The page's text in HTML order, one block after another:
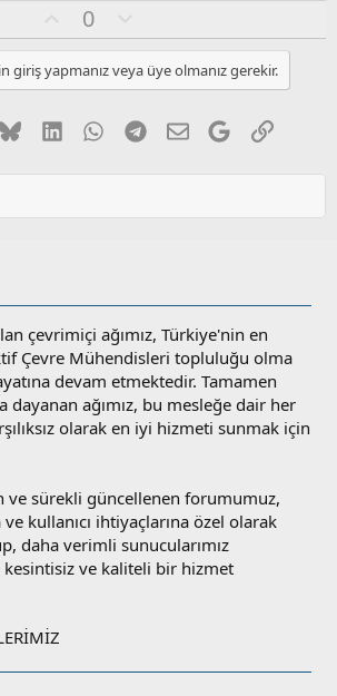
y
l
a
0
l
u
m
u
z
o
l
giriş yapmanız veya üye olmanız gerekir.
BlueskyLinkedInWhatsApp
Telegram
E-postaGoogleLink
çevrimiçi ağımız, Türkiye'nin en
Çevre Mühendisleri topluluğu olma
devam etmektedir. Tamamen
dayanan ağımız, bu mesleğe dair her
olarak en iyi hizmeti sunmak için
ve sürekli güncellenen forumumuz,
kullanıcı ihtiyaçlarına özel olarak
daha verimli sunucularımız
kesintisiz ve kaliteli bir hizmet